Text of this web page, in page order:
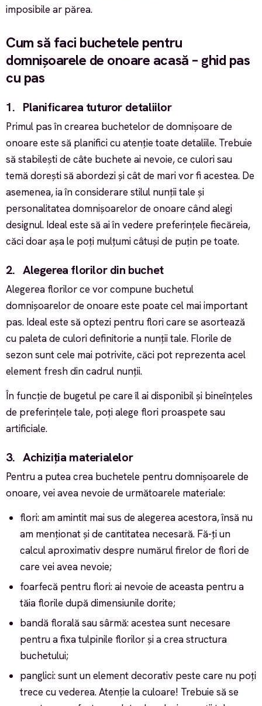
imposibile ar părea.
Cum să faci buchetele pentru
domnișoarele de onoare acasă – ghid pas
cu pas
1. Planificarea tuturor detaliilor
Primul pas în crearea buchetelor de domnișoare de
onoare este să planifici cu atenție toate detaliile. Trebuie
să stabilești de câte buchete ai nevoie, ce culori sau
temă dorești să abordezi și cât de mari vor fi acestea. De
asemenea, ia în considerare stilul nunții tale și
personalitatea domnișoarelor de onoare când alegi
designul. Ideal este să ai în vedere preferințele fiecăreia,
căci doar așa le poți mulțumi câtuși de puțin pe toate.
2. Alegerea florilor din buchet
Alegerea florilor ce vor compune buchetul
domnișoarelor de onoare este poate cel mai important
pas. Ideal este să optezi pentru flori care se asortează
cu paleta de culori definitorie a nunții tale. Florile de
sezon sunt cele mai potrivite, căci pot reprezenta acel
element fresh din cadrul nunții.
În funcție de bugetul pe care îl ai disponibil și bineînțeles
de preferințele tale, poți alege flori proaspete sau
artificiale.
3. Achiziția materialelor
Pentru a putea crea buchetele pentru domnișoarele de
onoare, vei avea nevoie de următoarele materiale:
flori: am amintit mai sus de alegerea acestora, însă nu
am menționat și de cantitatea necesară. Fă-ți un
calcul aproximativ despre numărul firelor de flori de
care vei avea nevoie;
foarfecă pentru flori: ai nevoie de aceasta pentru a
tăia florile după dimensiunile dorite;
bandă florală sau sârmă: acestea sunt necesare
pentru a fixa tulpinile florilor și a crea structura
buchetului;
panglici: sunt un element decorativ peste care nu poți
trece cu vederea. Atenție la culoare! Trebuie să se